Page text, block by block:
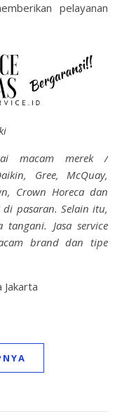
pelayanan
macam merek /
Gree, McQuay,
Crown Horeca dan
pasaran. Selain itu,
Jasa service
brand dan tipe